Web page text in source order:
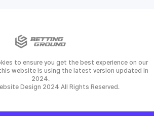
to ensure you get the best experience on our
website is using the latest version updated in
2024.
Design 2024 All Rights Reserved.